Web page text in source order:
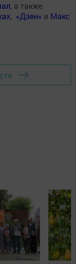
, а также
, «Дзен» и Макс